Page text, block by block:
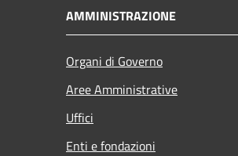
AMMINISTRAZIONE
Organi di Governo
Aree Amministrative
Uffici
Enti e fondazioni